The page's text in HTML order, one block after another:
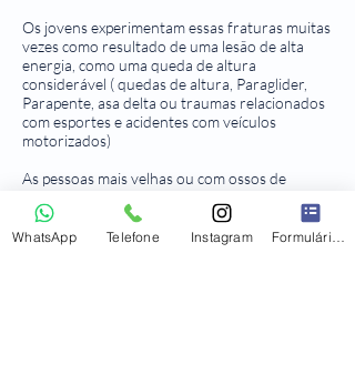
Os jovens experimentam essas fraturas muitas
vezes como resultado de uma lesão de alta
energia, como uma queda de altura
considerável ( quedas de altura, Paraglider,
Parapente, asa delta ou traumas relacionados
com esportes e acidentes com veículos
motorizados)
As pessoas mais velhas ou com ossos de
apenas de lesões de baixa energia (queda de
uma posição de pé ou torcer o joelho ao
WhatsApp Telefone Instagram